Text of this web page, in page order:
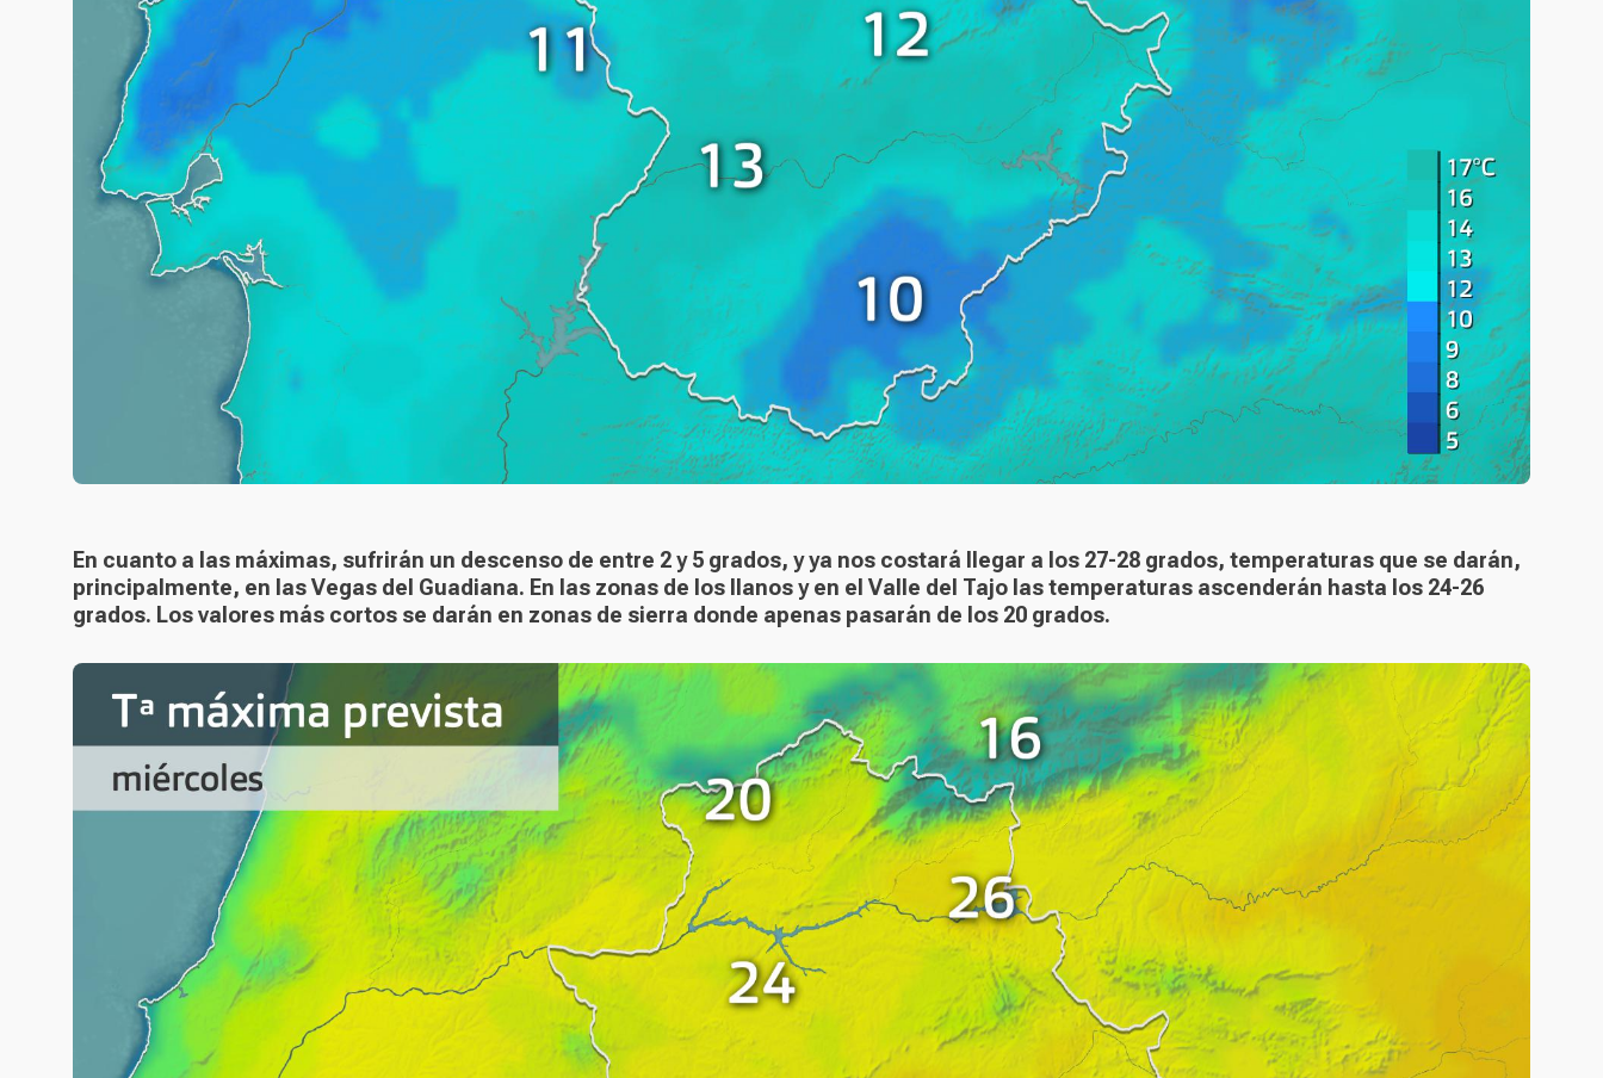
En cuanto a las máximas, sufrirán un descenso de entre 2 y 5 grados, y ya nos costará llegar a los 27-28 grados, temperaturas que se darán,
principalmente, en las Vegas del Guadiana. En las zonas de los llanos y en el Valle del Tajo las temperaturas ascenderán hasta los 24-26
grados. Los valores más cortos se darán en zonas de sierra donde apenas pasarán de los 20 grados.